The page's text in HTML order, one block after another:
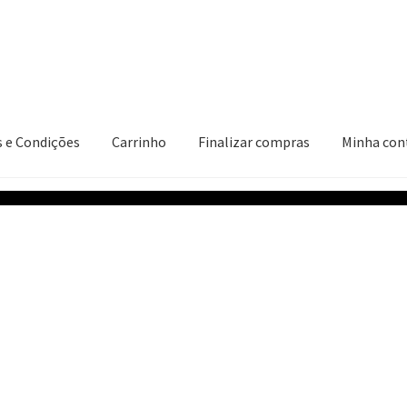
e Condições Carrinho Finalizar compras Minha
CarrinhoFinalizar comprasMinha conta